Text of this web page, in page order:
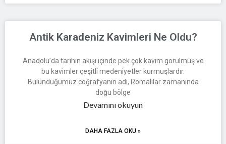
Antik Karadeniz Kavimleri Ne Oldu?
Anadolu’da tarihin akışı içinde pek çok kavim görülmüş ve
bu kavimler çeşitli medeniyetler kurmuşlardır.
Bulunduğumuz coğrafyanın adı, Romalılar zamanında
doğu bölge
Devamını okuyun
DAHA FAZLA OKU »